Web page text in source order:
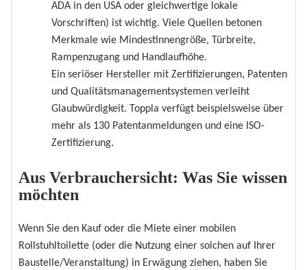
ADA in den USA oder gleichwertige lokale
Vorschriften) ist wichtig. Viele Quellen betonen
Merkmale wie Mindestinnengröße, Türbreite,
Rampenzugang und Handlaufhöhe.
Ein seriöser Hersteller mit Zertifizierungen, Patenten
und Qualitätsmanagementsystemen verleiht
Glaubwürdigkeit. Toppla verfügt beispielsweise über
mehr als 130 Patentanmeldungen und eine ISO-
Zertifizierung.
Aus Verbrauchersicht: Was Sie wissen
möchten
Wenn Sie den Kauf oder die Miete einer mobilen
Rollstuhltoilette (oder die Nutzung einer solchen auf Ihrer
Baustelle/Veranstaltung) in Erwägung ziehen, haben Sie